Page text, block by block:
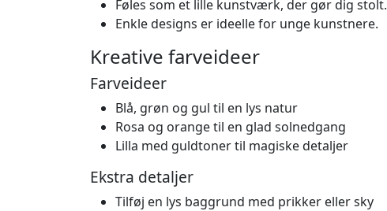
Føles som et lille kunstværk, der gør dig stolt.
Enkle designs er ideelle for unge kunstnere.
Kreative farveideer
Farveideer
Blå, grøn og gul til en lys natur
Rosa og orange til en glad solnedgang
Lilla med guldtoner til magiske detaljer
Ekstra detaljer
Tilføj en lys baggrund med prikker eller sky